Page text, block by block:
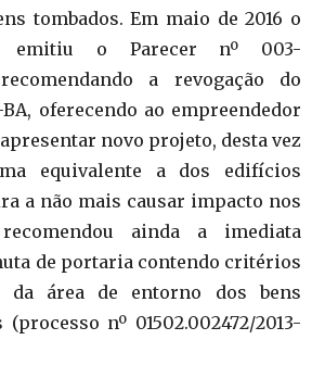
tombados. Em maio de 2016 o
emitiu o Parecer nº 003-
recomendando a revogação do
oferecendo ao empreendedor
novo projeto, desta vez
equivalente a dos edifícios
a não mais causar impacto nos
ainda a imediata
de portaria contendo critérios
da área de entorno dos bens
nº 01502.002472/2013-